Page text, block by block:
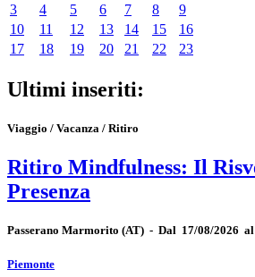
3
4 5 6 7 8
9
10
11 12 13 14 15
16
17
18 19 20 21 22 23
Ultimi inseriti:
Viaggio / Vacanza / Ritiro
Ritiro Mindfulness: Il
Presenza
Passerano Marmorito (AT) - Dal 17/08/2026
Piemonte